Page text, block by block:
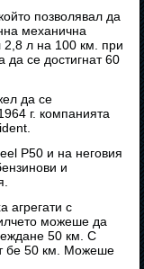
позволявал да
механична
2,8 л на 100 км. при
да се достигнат 60
да се
г. компанията
P50 и на неговия
и
агрегати с
можеше да
50 км. С
бе 50 км. Можеше